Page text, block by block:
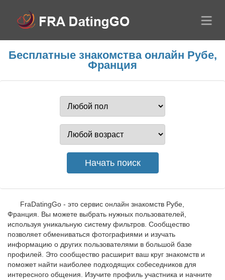
Бесплатные знакомства онлайн Рубе,
Франция
FraDatingGo - это сервис онлайн знакомств Рубе,
Франция. Вы можете выбрать нужных пользователей,
используя уникальную систему фильтров. Сообщество
позволяет обмениваться фотографиями и изучать
информацию о других пользователями в большой базе
профилей. Это сообщество расширит ваш круг знакомств и
поможет найти наиболее подходящих собеседников для
интересного общения. Изучите профиль участника и начните